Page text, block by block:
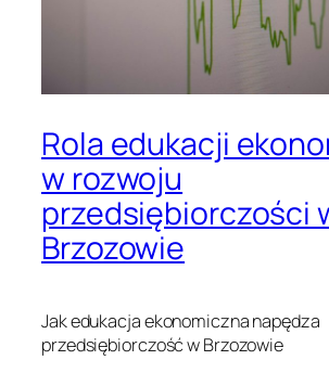
Rola edukacji
w rozwoju
przedsiębiorczości
Brzozowie
Jak edukacja ekonomiczna napędza
przedsiębiorczość w Brzozowie